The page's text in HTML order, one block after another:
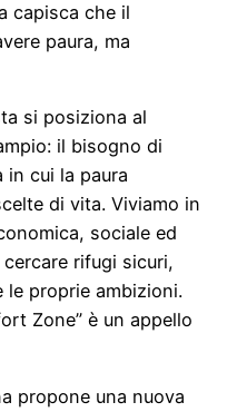
capisca che il
paura, ma
si posiziona al
il bisogno di
in cui la paura
di vita. Viviamo in
sociale ed
rifugi sicuri,
le proprie ambizioni.
Zone” è un appello
propone una nuova